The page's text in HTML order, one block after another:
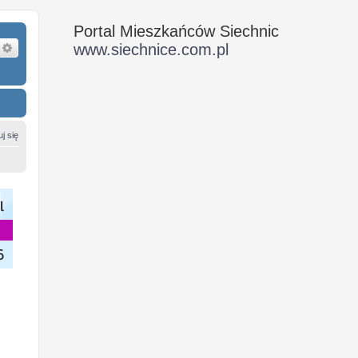
Wyszukiwanie zaawansowane
się
Portal Mieszkańców Siechnic
www.siechnice.com.pl